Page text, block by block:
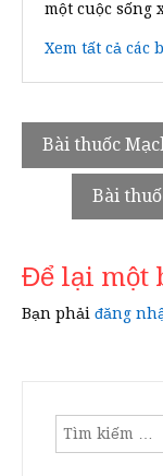
một cuộc sống
Xem tất cả các
Điều
hướng
Bài thuốc
Bài
Để lại một
Bạn phải đăng
Tìm
kiếm